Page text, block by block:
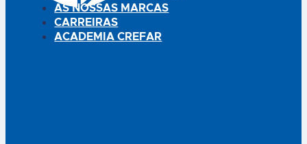
AS NOSSAS MARCAS
CARREIRAS
ACADEMIA CREFAR